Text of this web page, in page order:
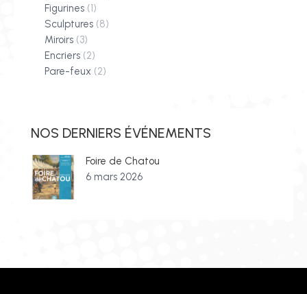
Figurines (1)
Sculptures (8)
Miroirs (3)
Encriers (2)
Pare-feux (2)
NOS DERNIERS ÉVÉNEMENTS
Foire de Chatou
6 mars 2026